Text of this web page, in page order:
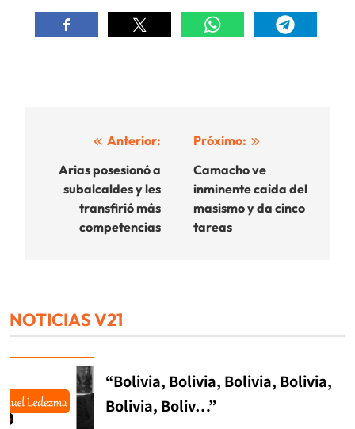
Navegación
de
entradas
Anterior:
Arias posesionó a
subalcaldes y les
transfirió más
competencias
Próximo:
Camacho ve
inminente caída del
masismo y da cinco
tareas
NOTICIAS V21
“Bolivia, Bolivia, Bolivia, Bolivia,
Bolivia, Boliv…”